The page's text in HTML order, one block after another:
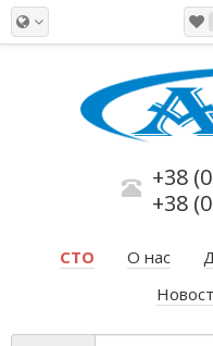
+38
+38
СТО О нас